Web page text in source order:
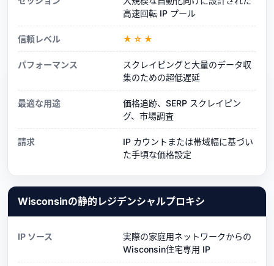
高速回転 IP プール
信頼レベル ★☆★
パフォーマンス
スクレイピングと大量のデータ収
集のための超低遅延
最適な用途
価格追跡、SERP スクレイピン
グ、市場調査
請求
IP カウントまたは帯域幅に基づい
た手頃な価格設定
Wisconsinの静的レジデンシャルプロキシ
IP ソース
実際の家庭用ネットワークからの
Wisconsin住宅専用 IP